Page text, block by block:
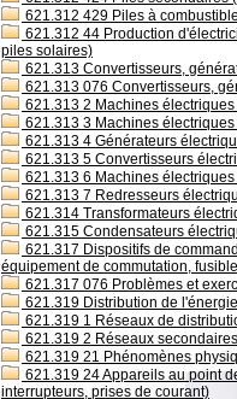
621.312 429 Piles à
621.312 44 Production
piles solaires)
621.313 Convertisseurs,
621.313 076 Convertisseurs,
621.313 2 Machines
621.313 3 Machines
621.313 4 Générateurs
621.313 5 Convertisseurs
621.313 6 Machines
621.313 7 Redresseurs
621.314 Transformateurs
621.315 Condensateurs
621.317 Dispositifs de
équipement de commutation,
621.317 076 Problèmes et
621.319 Distribution de
621.319 1 Réseaux de
621.319 2 Réseaux
621.319 21 Phénomènes
621.319 24 Appareils au point
interrupteurs, prises de courant)